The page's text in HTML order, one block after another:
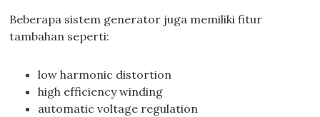
Beberapa sistem generator juga memiliki fitur
tambahan seperti:
low harmonic distortion
high efficiency winding
automatic voltage regulation